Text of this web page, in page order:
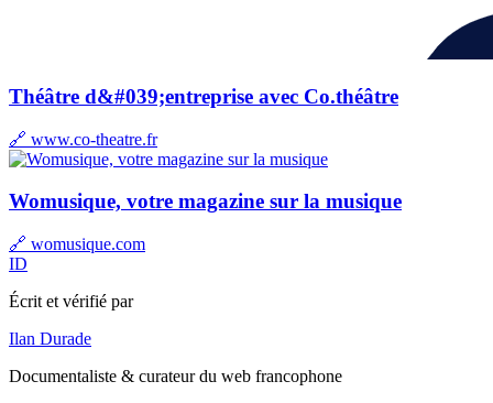
Théâtre d&#039;entreprise avec Co.théâtre
🔗 www.co-theatre.fr
Womusique, votre magazine sur la musique
🔗 womusique.com
ID
Écrit et vérifié par
Ilan Durade
Documentaliste & curateur du web francophone